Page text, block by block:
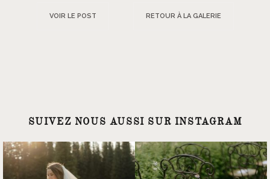
VOIR LE POST RETOUR À LA GALERIE
SUIVEZ NOUS AUSSI SUR INSTAGRAM